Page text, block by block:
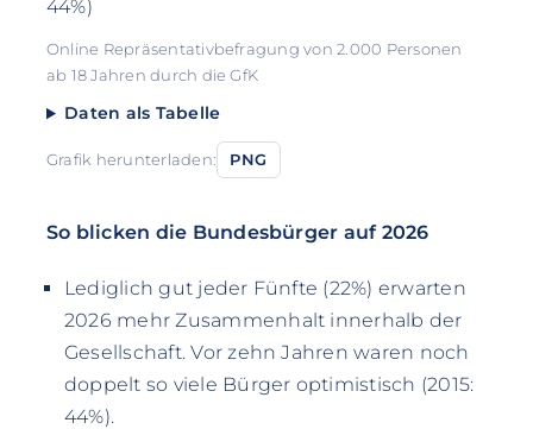
44%)
Online Repräsentativbefragung von 2.000 Personen
ab 18 Jahren durch die GfK
Daten als Tabelle
Grafik herunterladen: PNG
So blicken die Bundesbürger auf 2026
Lediglich gut jeder Fünfte (22%) erwarten
2026 mehr Zusammenhalt innerhalb der
Gesellschaft. Vor zehn Jahren waren noch
doppelt so viele Bürger optimistisch (2015:
44%).